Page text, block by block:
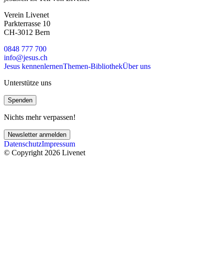
Verein Livenet
Parkterrasse 10
CH-3012 Bern
0848 777 700
info@jesus.ch
Jesus kennenlernenThemen-BibliothekÜber uns
Unterstütze uns
Spenden
Nichts mehr verpassen!
Newsletter anmelden
DatenschutzImpressum
© Copyright 2026 Livenet